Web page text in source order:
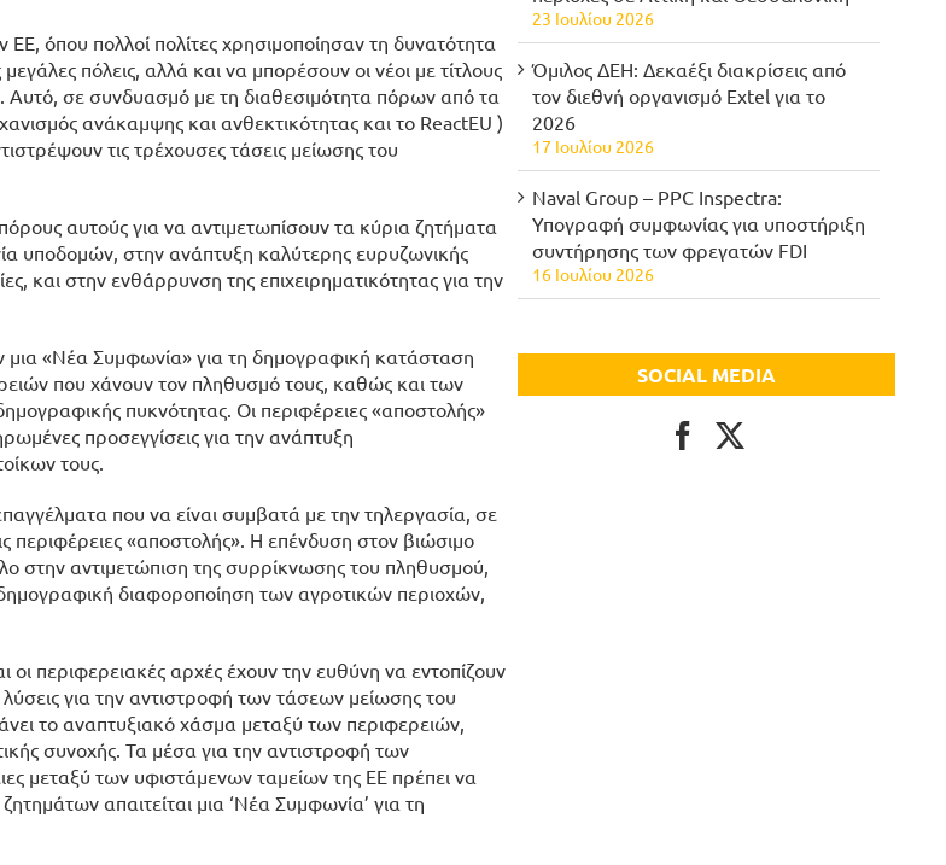
όπου πολλοί πολίτες χρησιμοποίησαν τη δυνατότητα
πόλεις, αλλά και να μπορέσουν οι νέοι με τίτλους
σε συνδυασμό με τη διαθεσιμότητα πόρων από τα
ανάκαμψης και ανθεκτικότητας και το ReactEU )
τις τρέχουσες τάσεις μείωσης του
αυτούς για να αντιμετωπίσουν τα κύρια ζητήματα
υποδομών, στην ανάπτυξη καλύτερης ευρυζωνικής
και στην ενθάρρυνση της επιχειρηματικότητας για την
μια «Νέα Συμφωνία» για τη δημογραφική κατάσταση
που χάνουν τον πληθυσμό τους, καθώς και των
πυκνότητας. Οι περιφέρειες «αποστολής»
προσεγγίσεις για την ανάπτυξη
τους.
που να είναι συμβατά με την τηλεργασία, σε
περιφέρειες «αποστολής». Η επένδυση στον βιώσιμο
στην αντιμετώπιση της συρρίκνωσης του πληθυσμού,
διαφοροποίηση των αγροτικών περιοχών,
περιφερειακές αρχές έχουν την ευθύνη να εντοπίζουν
για την αντιστροφή των τάσεων μείωσης του
το αναπτυξιακό χάσμα μεταξύ των περιφερειών,
συνοχής. Τα μέσα για την αντιστροφή των
μεταξύ των υφιστάμενων ταμείων της ΕΕ πρέπει να
απαιτείται μια ‘Νέα Συμφωνία’ για τη
23 Ιουλίου 2026
Όμιλος ΔΕΗ: Δεκαέξι διακρίσεις από
τον διεθνή οργανισμό Extel για το
2026
17 Ιουλίου 2026
Naval Group – PPC Inspectra:
Υπογραφή συμφωνίας για υποστήριξη
συντήρησης των φρεγατών FDI
16 Ιουλίου 2026
SOCIAL MEDIA